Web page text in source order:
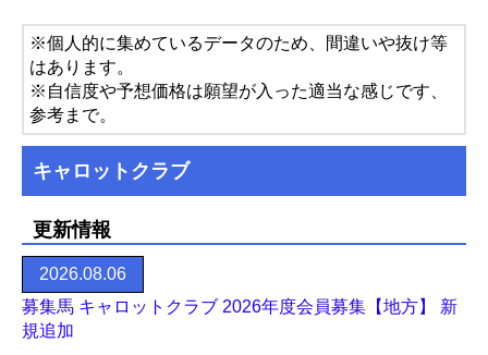
※個人的に集めているデータのため、間違いや抜け等
はあります。
※自信度や予想価格は願望が入った適当な感じです、
参考まで。
キャロットクラブ
更新情報
2026.08.06
募集馬 キャロットクラブ 2026年度会員募集【地方】 新
規追加